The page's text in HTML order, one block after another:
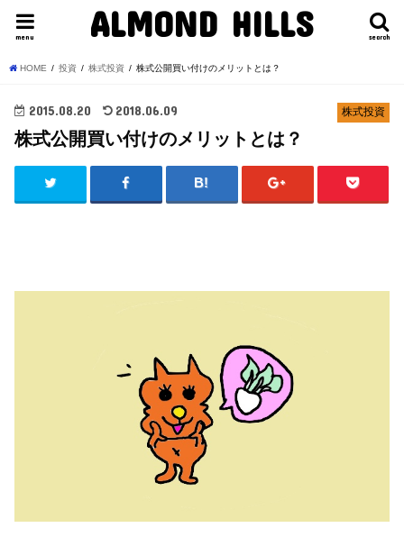
ALMOND HILLS search
menu
HOME 投資 株式投資 株式公開買い付けのメリットとは？
株式投資
2015.08.20 2018.06.09
株式公開買い付けのメリットとは？